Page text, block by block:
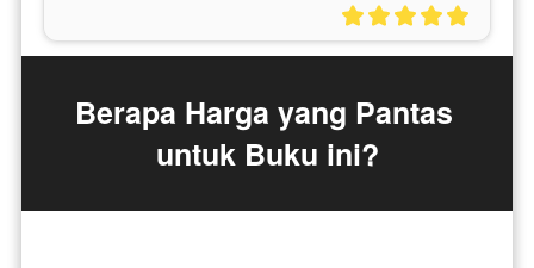
Berapa Harga yang Pantas
untuk Buku ini?